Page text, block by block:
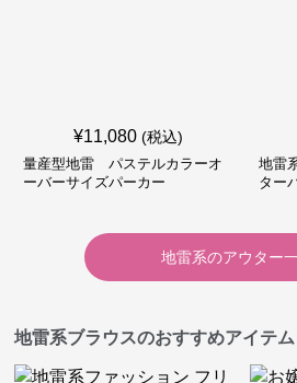
¥11,080 (税込)
量産型地雷 パステルカラーオ
ーバーサイズパーカー
地雷
ター
地雷系のアウター
地雷系ブラウスのおすすめアイテム